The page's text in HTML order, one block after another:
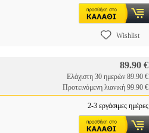
Wishlist
89.90 €
Ελάχιστη 30 ημερών 89.90 €
Προτεινόμενη λιανική 99.90 €
2-3 εργάσιμες ημέρες